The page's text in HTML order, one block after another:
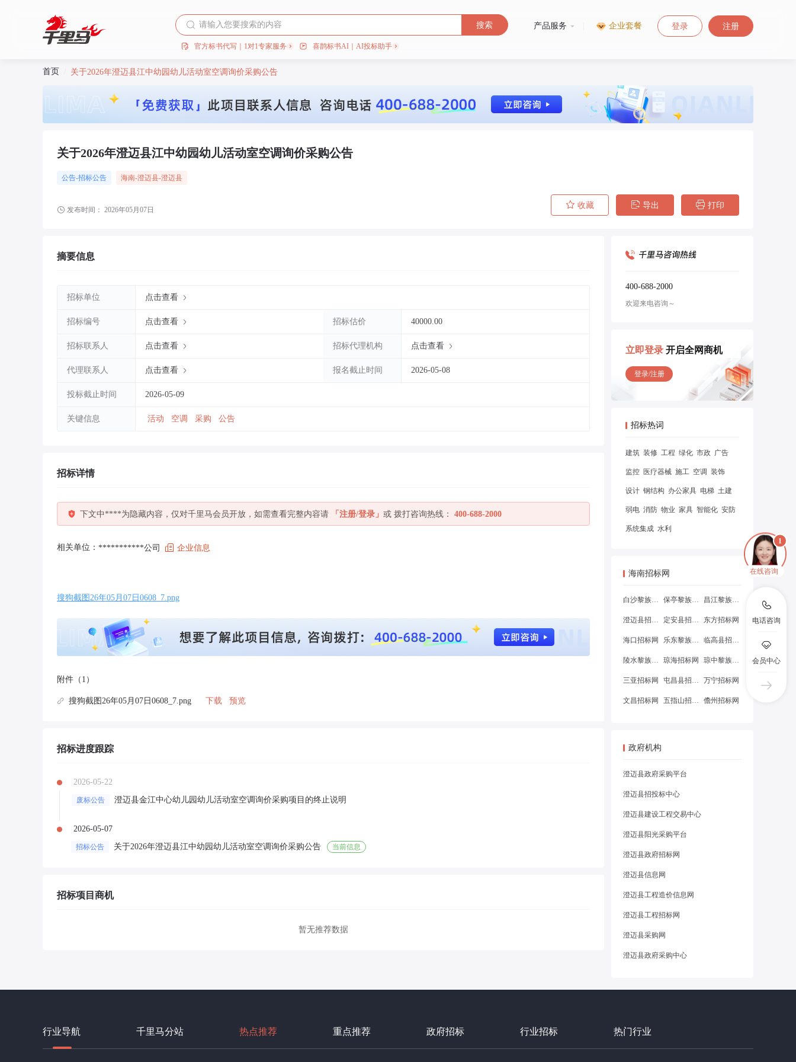
搜索
官方标书代写｜1对1专家服务 喜鹊标书AI｜AI投标助手
产品服务 企业套餐 登录 注册
在线咨询
电话咨询
会员中心
首页 关于2026年澄迈县江中幼园幼儿活动室空调询价采购公告
关于2026年澄迈县江中幼园幼儿活动室空调询价采购公告
公告-招标公告 海南-澄迈县-澄迈县
发布时间： 2026年05月07日 收藏 导出 打印
摘要信息
招标单位 点击查看
招标编号 点击查看 招标估价 40000.00
招标联系人 点击查看 招标代理机构 点击查看
代理联系人 点击查看 报名截止时间 2026-05-08
投标截止时间 2026-05-09
关键信息 活动 空调 采购 公告
招标详情
下文中****为隐藏内容，仅对千里马会员开放，如需查看完整内容请 「注册/登录」 或 拨打咨询热线： 400-688-2000
相关单位： ***********公司 企业信息
搜狗截图26年05月07日0608_7.png
附件（1）
搜狗截图26年05月07日0608_7.png 下载 预览
招标进度跟踪
2026-05-22
废标公告 澄迈县金江中心幼儿园幼儿活动室空调询价采购项目的终止说明
2026-05-07
招标公告 关于2026年澄迈县江中幼园幼儿活动室空调询价采购公告 当前信息
招标项目商机
暂无推荐数据
400-688-2000
欢迎来电咨询～
立即登录 开启全网商机
登录/注册
招标热词
建筑 装修 工程 绿化 市政 广告
监控 医疗器械 施工 空调 装饰
设计 钢结构 办公家具 电梯 土建
弱电 消防 物业 家具 智能化 安防
系统集成 水利
海南招标网
白沙黎族自治县招标网 保亭黎族苗族自治县招标网 昌江黎族自治县招标网
澄迈县招标网 定安县招标网 东方招标网
海口招标网 乐东黎族自治县招标网 临高县招标网
陵水黎族自治县招标网 琼海招标网 琼中黎族苗族自治县招标网
三亚招标网 屯昌县招标网 万宁招标网
文昌招标网 五指山招标网 儋州招标网
政府机构
澄迈县政府采购平台
澄迈县招投标中心
澄迈县建设工程交易中心
澄迈县阳光采购平台
澄迈县政府招标网
澄迈县信息网
澄迈县工程造价信息网
澄迈县工程招标网
澄迈县采购网
澄迈县政府采购中心
行业导航 千里马分站 热点推荐 重点推荐 政府招标 行业招标 热门行业